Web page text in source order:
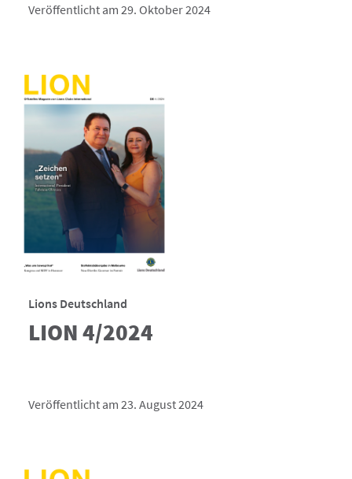
Veröffentlicht am 29. Oktober 2024
Lions Deutschland
LION 4/2024
Veröffentlicht am 23. August 2024